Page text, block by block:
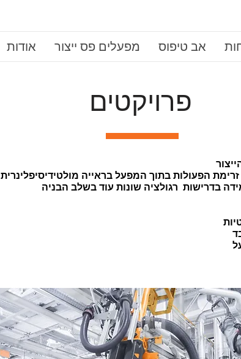
אב טיפוס מפעלים פס ייצור אודות
פרויקטים
זרימת הפעולות בתוך המפעל בראייה מולטידיסיפלינרית
בדרישות רגולציה שונות עוד בשלב הבניה